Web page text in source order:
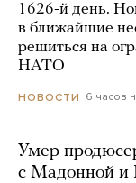
1626-й день.
в ближайшие
решиться на
НАТО
НОВОСТИ 6 часов
Умер
с Мадонной и